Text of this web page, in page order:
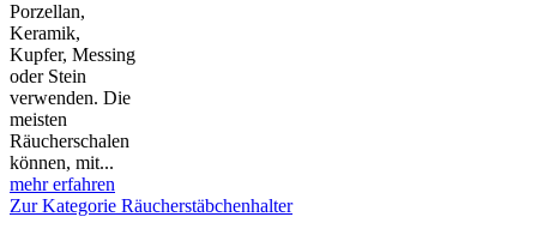
Porzellan,
Keramik,
Kupfer, Messing
oder Stein
verwenden. Die
meisten
Räucherschalen
können, mit...
mehr erfahren
Zur Kategorie Räucherstäbchenhalter